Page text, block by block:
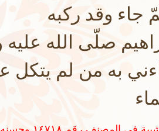
جاء وقد ركبه
صلّى الله
به من لم يتكل